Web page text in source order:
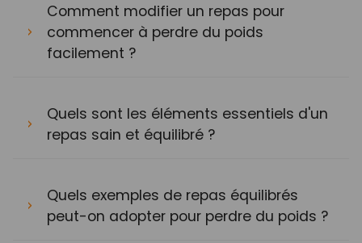
Comment modifier un repas pour
commencer à perdre du poids
facilement ?
Quels sont les éléments essentiels d'un
repas sain et équilibré ?
Quels exemples de repas équilibrés
peut-on adopter pour perdre du poids ?